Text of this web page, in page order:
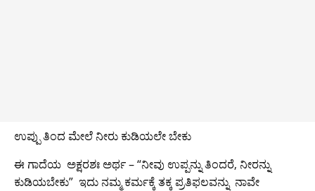
ಉಪ್ಪು ತಿಂದ ಮೇಲೆ ನೀರು ಕುಡಿಯಲೇ ಬೇಕು
ಈ ಗಾದೆಯ ಅಕ್ಷರಶಃ ಅರ್ಥ – “ನೀವು ಉಪ್ಪನ್ನು ತಿಂದರೆ, ನೀರನ್ನು
ಕುಡಿಯಬೇಕು” ಇದು ನಮ್ಮ ಕರ್ಮಕ್ಕೆ ತಕ್ಕ ಪ್ರತಿಫಲವನ್ನು ನಾವೇ